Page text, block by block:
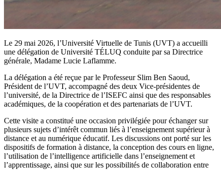
Le 29 mai 2026, l’Université Virtuelle de Tunis (UVT) a accueilli
une délégation de Université TÉLUQ conduite par sa Directrice
générale, Madame Lucie Laflamme.
La délégation a été reçue par le Professeur Slim Ben Saoud,
Président de l’UVT, accompagné des deux Vice-présidentes de
l’université, de la Directrice de l’ISEFC ainsi que des responsables
académiques, de la coopération et des partenariats de l’UVT.
Cette visite a constitué une occasion privilégiée pour échanger sur
plusieurs sujets d’intérêt commun liés à l’enseignement supérieur à
distance et au numérique éducatif. Les discussions ont porté sur les
dispositifs de formation à distance, la conception des cours en ligne,
l’utilisation de l’intelligence artificielle dans l’enseignement et
l’apprentissage, ainsi que sur les possibilités de collaboration entre